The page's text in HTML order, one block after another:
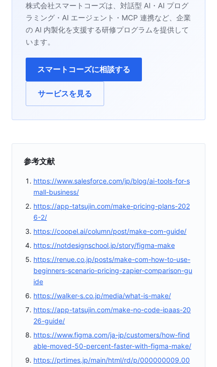
株式会社スマートコーズは、対話型 AI・AI プログ
ラミング・AI エージェント・MCP 連携など、企業
の AI 内製化を支援する研修プログラムを提供して
います。
スマートコーズに相談する
サービスを見る
参考文献
https://www.salesforce.com/jp/blog/ai-tools-for-s
mall-business/
https://app-tatsujin.com/make-pricing-plans-202
6-2/
https://coopel.ai/column/post/make-com-guide/
https://notdesignschool.jp/story/figma-make
https://renue.co.jp/posts/make-com-how-to-use-
beginners-scenario-pricing-zapier-comparison-gu
ide
https://walker-s.co.jp/media/what-is-make/
https://app-tatsujin.com/make-no-code-ipaas-20
26-guide/
https://www.figma.com/ja-jp/customers/how-find
able-moved-50-percent-faster-with-figma-make/
https://prtimes.jp/main/html/rd/p/000000009.00